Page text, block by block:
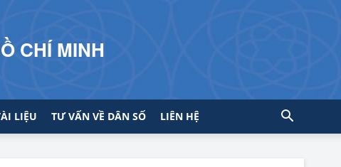
CHÍ MINH
LIỆU TƯ VẤN VỀ DÂN SỐ LIÊN HỆ